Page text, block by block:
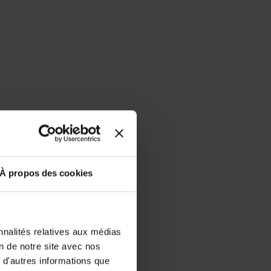
À propos des cookies
relatives aux médias
de notre site avec nos
informations que